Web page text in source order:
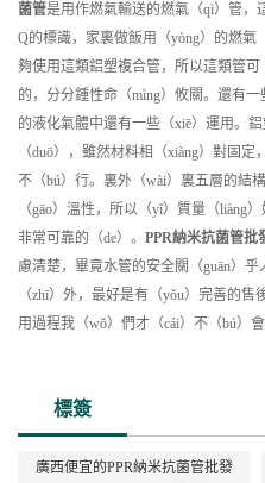
菌管是用作燃氣輸送的燃氣（qì）管，
Q的標識，家裏做飯用（yòng）的燃
夠使用這類鋁塑複合管，所以這類管可
的，分分鍾性命（mìng）攸關。還有
的液化氣體中還有一些（xiē）運用。
（duō），雖然材料相（xiàng）對固
不（bú）行。裏外（wài）裏五層的結
（gāo）溫性，所以（yǐ）質量（liàng
非常可靠的（de）。 PPR納米抗菌管批
慮清楚，畢竟水管的安全關（guān）
（zhī）外，最好是有（yǒu）完善的
用過程我（wǒ）們才（cái）不（bú）
標簽
廣西便宜的PPR納米抗菌管批發